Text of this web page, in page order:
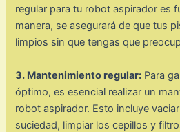
regular para tu robot aspirador es
manera, se asegurará de que tus
limpios sin que tengas que
3. Mantenimiento regular: Para
óptimo, es esencial realizar un
robot aspirador. Esto incluye
suciedad, limpiar los cepillos y